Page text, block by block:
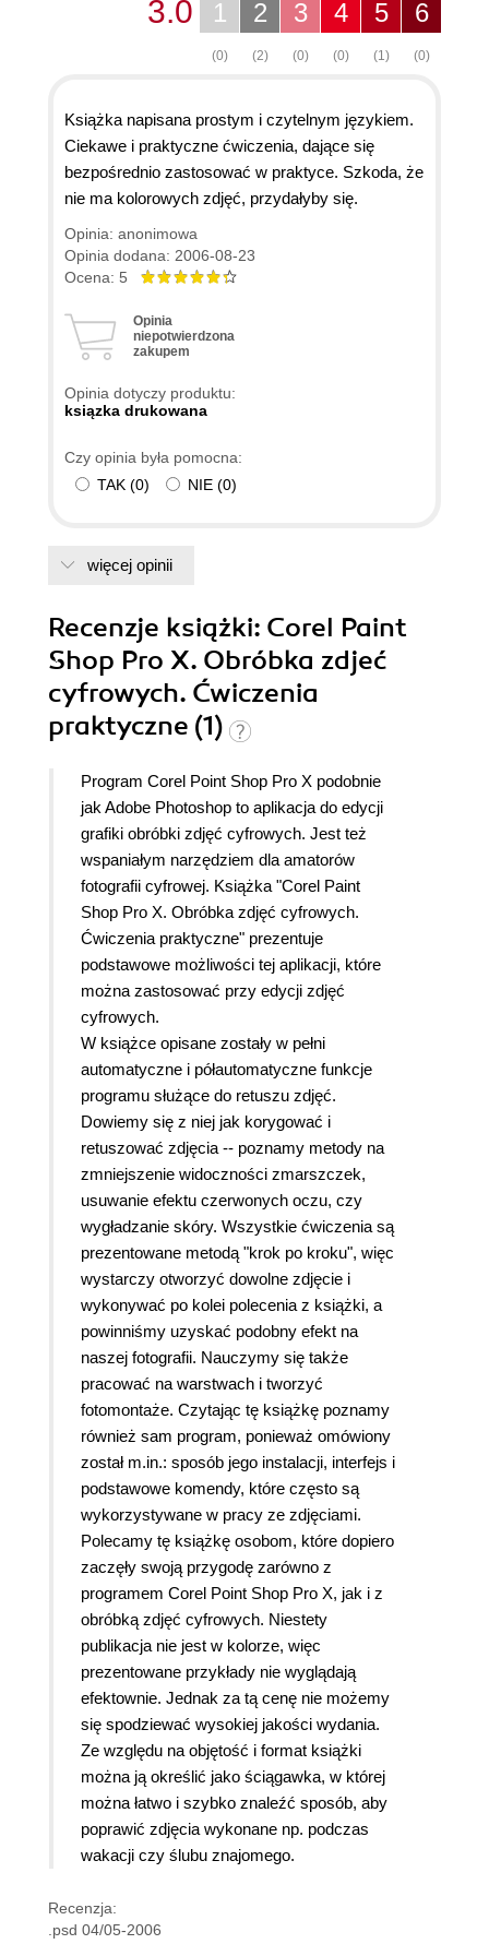
6
(0)
5
(1)
4
(0)
3
(0)
2
(2)
1
(0)
3.0
Książka napisana prostym i czytelnym językiem.
Ciekawe i praktyczne ćwiczenia, dające się
bezpośrednio zastosować w praktyce. Szkoda, że
nie ma kolorowych zdjęć, przydałyby się.
Opinia: anonimowa
Opinia dodana: 2006-08-23
Ocena: 5
Opinia
niepotwierdzona
zakupem
Opinia dotyczy produktu:
ksiązka drukowana
Czy opinia była pomocna:
TAK (0) NIE (0)
więcej opinii
Recenzje książki: Corel Paint
Shop Pro X. Obróbka zdjeć
cyfrowych. Ćwiczenia
praktyczne (1)
Program Corel Point Shop Pro X podobnie
jak Adobe Photoshop to aplikacja do edycji
grafiki obróbki zdjęć cyfrowych. Jest też
wspaniałym narzędziem dla amatorów
fotografii cyfrowej. Książka "Corel Paint
Shop Pro X. Obróbka zdjęć cyfrowych.
Ćwiczenia praktyczne" prezentuje
podstawowe możliwości tej aplikacji, które
można zastosować przy edycji zdjęć
cyfrowych.
W książce opisane zostały w pełni
automatyczne i półautomatyczne funkcje
programu służące do retuszu zdjęć.
Dowiemy się z niej jak korygować i
retuszować zdjęcia -- poznamy metody na
zmniejszenie widoczności zmarszczek,
usuwanie efektu czerwonych oczu, czy
wygładzanie skóry. Wszystkie ćwiczenia są
prezentowane metodą "krok po kroku", więc
wystarczy otworzyć dowolne zdjęcie i
wykonywać po kolei polecenia z książki, a
powinniśmy uzyskać podobny efekt na
naszej fotografii. Nauczymy się także
pracować na warstwach i tworzyć
fotomontaże. Czytając tę książkę poznamy
również sam program, ponieważ omówiony
został m.in.: sposób jego instalacji, interfejs i
podstawowe komendy, które często są
wykorzystywane w pracy ze zdjęciami.
Polecamy tę książkę osobom, które dopiero
zaczęły swoją przygodę zarówno z
programem Corel Point Shop Pro X, jak i z
obróbką zdjęć cyfrowych. Niestety
publikacja nie jest w kolorze, więc
prezentowane przykłady nie wyglądają
efektownie. Jednak za tą cenę nie możemy
się spodziewać wysokiej jakości wydania.
Ze względu na objętość i format książki
można ją określić jako ściągawka, w której
można łatwo i szybko znaleźć sposób, aby
poprawić zdjęcia wykonane np. podczas
wakacji czy ślubu znajomego.
Recenzja:
.psd 04/05-2006